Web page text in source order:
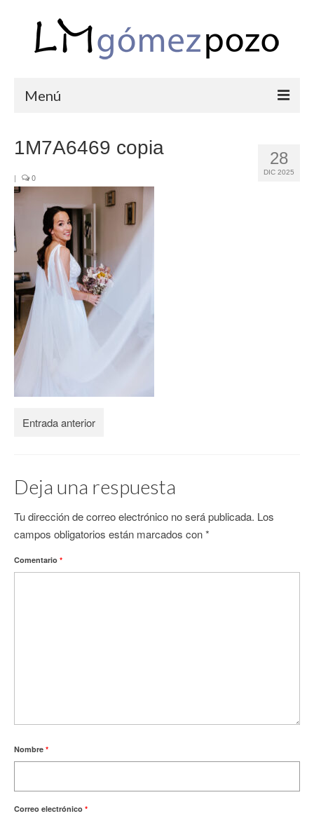
Menú
COMUNIONES
CORPORATIVAS
SEMANA SANTA
BLOG
SOBRE LM
28
DIC 2025
1M7A6469 copia
| 0
Entrada anterior
Deja una respuesta
Tu dirección de correo electrónico no será publicada. Los
campos obligatorios están marcados con*
Comentario *
Nombre *
Correo electrónico *